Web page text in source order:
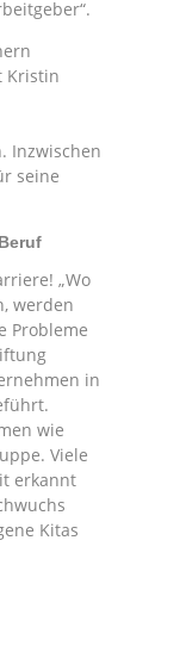
Kristin
Inzwischen
seine
„Wo
werden
Probleme
in
wie
Viele
erkannt
Kitas